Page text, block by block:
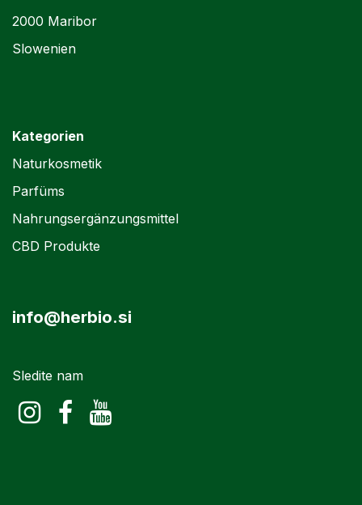
2000 Maribor
Slowenien
Kategorien
Naturkosmetik
Parfüms
Nahrungsergänzungsmittel
CBD Produkte
info@herbio.si
Sledite nam